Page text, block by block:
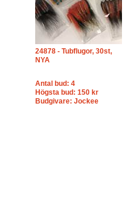
24878 - Tubflugor, 30st,
NYA
Antal bud: 4
Högsta bud: 150 kr
Budgivare: Jockee